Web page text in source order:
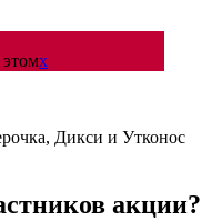
этомx
акции?